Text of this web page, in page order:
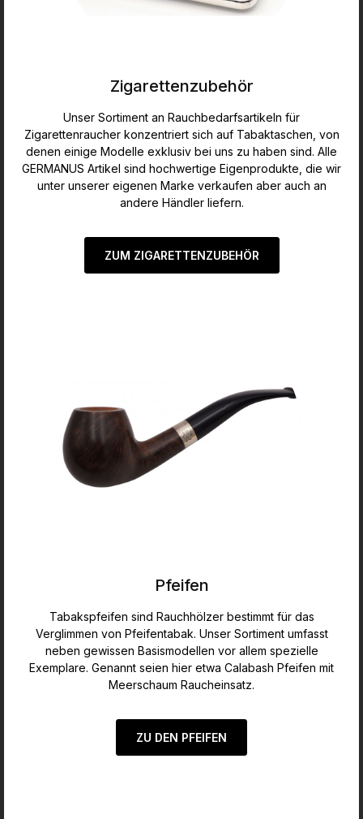
Zigarettenzubehör
Unser Sortiment an Rauchbedarfsartikeln für
Zigarettenraucher konzentriert sich auf Tabaktaschen, von
denen einige Modelle exklusiv bei uns zu haben sind. Alle
GERMANUS Artikel sind hochwertige Eigenprodukte, die wir
unter unserer eigenen Marke verkaufen aber auch an
andere Händler liefern.
ZUM ZIGARETTENZUBEHÖR
Pfeifen
Tabakspfeifen sind Rauchhölzer bestimmt für das
Verglimmen von Pfeifentabak. Unser Sortiment umfasst
neben gewissen Basismodellen vor allem spezielle
Exemplare. Genannt seien hier etwa Calabash Pfeifen mit
Meerschaum Raucheinsatz.
ZU DEN PFEIFEN